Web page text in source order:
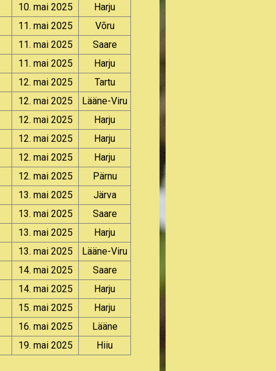
10. mai 2025
Harju
11. mai 2025
Võru
11. mai 2025
Saare
11. mai 2025
Harju
12. mai 2025
Tartu
12. mai 2025
Lääne-Viru
12. mai 2025
Harju
12. mai 2025
Harju
12. mai 2025
Harju
12. mai 2025
Pärnu
13. mai 2025
Järva
13. mai 2025
Saare
13. mai 2025
Harju
13. mai 2025
Lääne-Viru
14. mai 2025
Saare
14. mai 2025
Harju
15. mai 2025
Harju
16. mai 2025
Lääne
19. mai 2025 Hiiu